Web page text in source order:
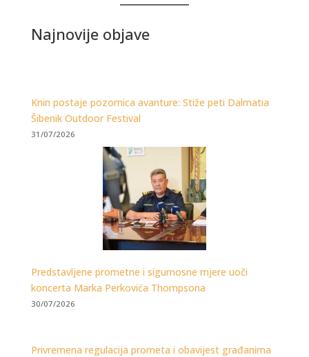
Najnovije objave
Knin postaje pozornica avanture: Stiže peti Dalmatia
Šibenik Outdoor Festival
31/07/2026
Predstavljene prometne i sigurnosne mjere uoči
koncerta Marka Perkovića Thompsona
30/07/2026
Privremena regulacija prometa i obavijest građanima